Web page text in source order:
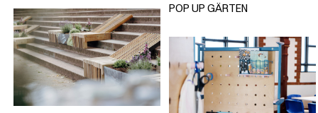
POP UP GÄRTEN